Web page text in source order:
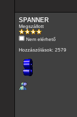
SPANNER
Megszállott
Nem elérhető
Hozzászólások: 2579